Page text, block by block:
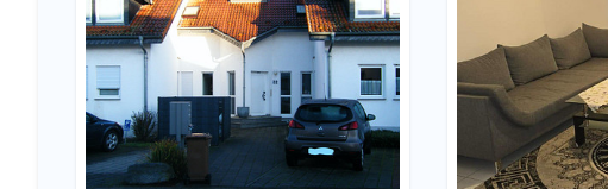
Fläche -
Filter